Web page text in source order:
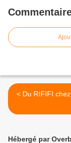
< Du RIFIFI
Hébergé par